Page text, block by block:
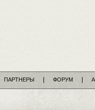
ПАРТНЕРЫ ФОРУМ